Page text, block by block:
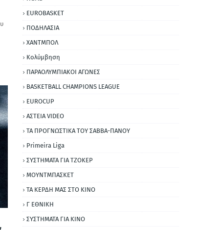
EUROBASKET
ΠΟΔΗΛΑΣΙΑ
ΧΑΝΤΜΠΟΛ
Κολύμβηση
ΠΑΡΑΟΛΥΜΠΙΑΚΟΙ ΑΓΩΝΕΣ
BASKETBALL CHAMPIONS LEAGUE
EUROCUP
ΑΣΤΕΙΑ VIDEO
ΤΑ ΠΡΟΓΝΩΣΤΙΚΑ ΤΟΥ ΣΑΒΒΑ-ΠΑΝΟΥ
Primeira Liga
ΣΥΣΤΗΜΑΤΑ ΓΙΑ ΤΖΟΚΕΡ
ΜΟΥΝΤΜΠΑΣΚΕΤ
ΤΑ ΚΕΡΔΗ ΜΑΣ ΣΤΟ ΚΙΝΟ
Γ ΕΘΝΙΚΗ
ΣΥΣΤΗΜΑΤΑ ΓΙΑ ΚΙΝΟ